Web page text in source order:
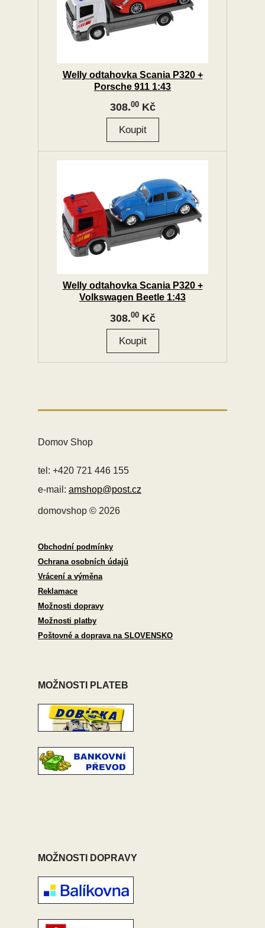
Welly odtahovka Scania P320 +
Porsche 911 1:43
308.00Kč
Welly odtahovka Scania P320 +
Volkswagen Beetle 1:43
308.00Kč
Domov Shop
tel: +420 721 446 155
e-mail: amshop@post.cz
domovshop © 2026
Obchodní podmínky
Ochrana osobních údajů
Vrácení a výměna
Reklamace
Možnosti dopravy
Možnosti platby
Poštovné a doprava na SLOVENSKO
MOŽNOSTI PLATEB
MOŽNOSTI DOPRAVY